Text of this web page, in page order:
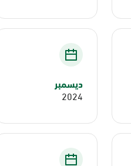
ديسمبر
2024